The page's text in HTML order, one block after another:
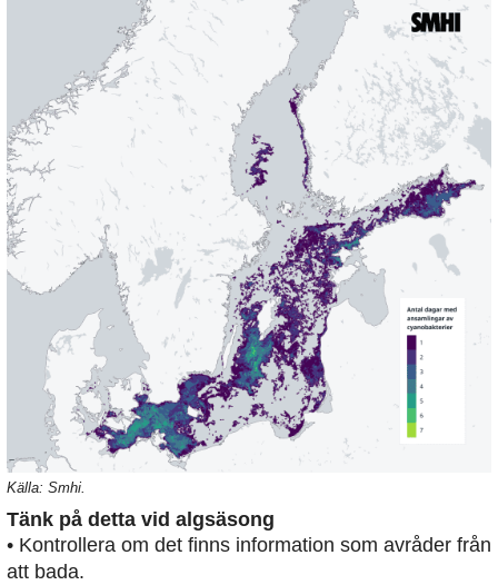
Källa: Smhi.
Tänk på detta vid algsäsong
• Kontrollera om det finns information som avråder från
att bada.